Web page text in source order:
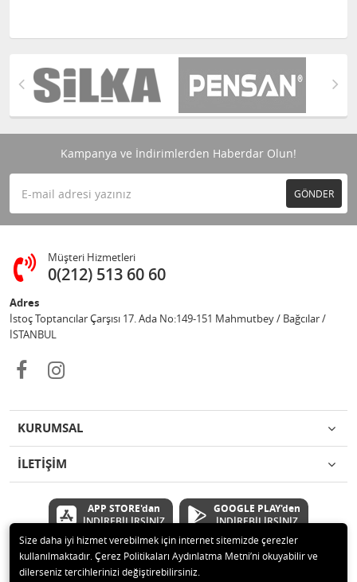
Kampanya ve İndirimlerden Haberdar Olun!
GÖNDER
Müşteri Hizmetleri
0(212) 513 60 60
Adres
İstoç Toptancılar Çarşısı 17. Ada No:149-151 Mahmutbey / Bağcılar /
İSTANBUL
KURUMSAL
İLETİŞİM
APP STORE'dan
İNDİREBİLİRSİNİZ
GOOGLE PLAY'den
İNDİREBİLİRSİNİZ
© 2020 Çetinkaya Elektronik Kırtasiye Oyuncak San ve Tic.Ltd.Şti Tüm
Size daha iyi hizmet verebilmek için internet sitemizde çerezler
kullanılmaktadır. Çerez Politikaları Aydınlatma Metni’ni okuyabilir ve
dilerseniz tercihlerinizi değiştirebilirsiniz.